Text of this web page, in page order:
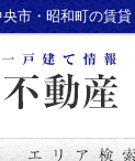
市・昭和町の賃